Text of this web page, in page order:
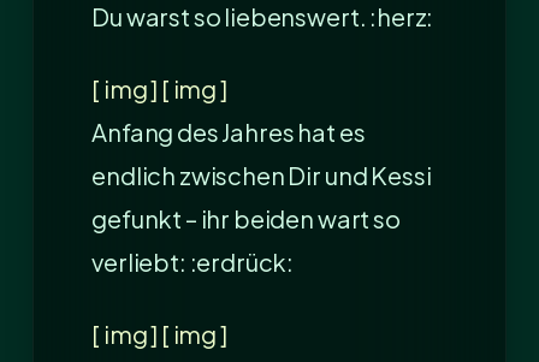
Du warst so liebenswert. :herz:
[ img ] [ img ]
Anfang des Jahres hat es
endlich zwischen Dir und Kessi
gefunkt – ihr beiden wart so
verliebt: :erdrück:
[ img ] [ img ]